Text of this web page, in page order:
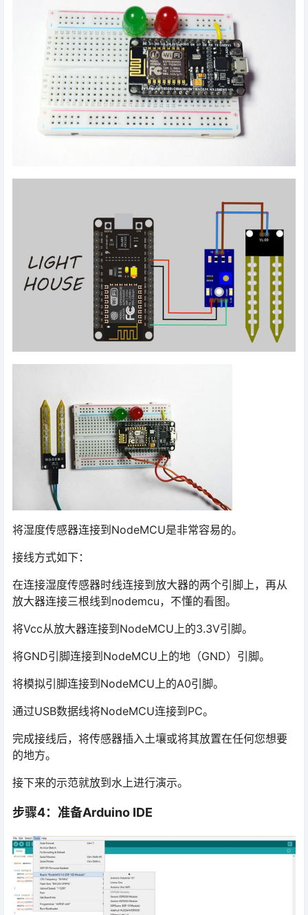
将湿度传感器连接到NodeMCU是非常容易的。
接线方式如下：
在连接湿度传感器时线连接到放大器的两个引脚上，再从
放大器连接三根线到nodemcu，不懂的看图。
将Vcc从放大器连接到NodeMCU上的3.3V引脚。
将GND引脚连接到NodeMCU上的地（GND）引脚。
将模拟引脚连接到NodeMCU上的A0引脚。
通过USB数据线将NodeMCU连接到PC。
完成接线后，将传感器插入土壤或将其放置在任何您想要
的地方。
接下来的示范就放到水上进行演示。
步骤4：准备Arduino IDE